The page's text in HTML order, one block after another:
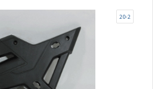
20-2